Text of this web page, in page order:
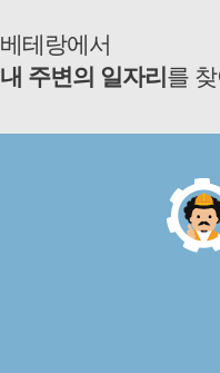
베테랑에서
내 주변의 일자리 를